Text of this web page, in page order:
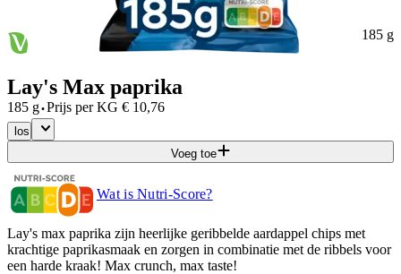
185 g
Lay's Max paprika
185 g·Prijs per KG € 10,76
los
Voeg toe
Wat is Nutri-Score?
Lay's max paprika zijn heerlijke geribbelde aardappel chips met
krachtige paprikasmaak en zorgen in combinatie met de ribbels voor
een harde kraak! Max crunch, max taste!